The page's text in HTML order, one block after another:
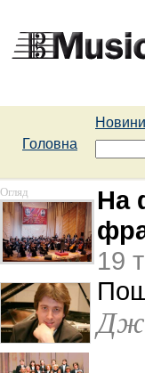
Новини
Головна
Огляд
На
19